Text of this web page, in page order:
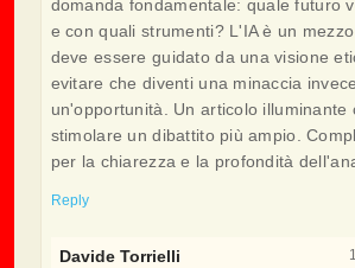
domanda fondamentale: quale futuro
e con quali strumenti? L'IA è un
deve essere guidato da una visione
evitare che diventi una minaccia
un'opportunità. Un articolo illuminante
stimolare un dibattito più ampio.
per la chiarezza e la profondità
Reply
Davide Torrielli